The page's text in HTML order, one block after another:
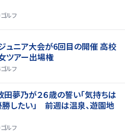
ゴルフ
ュニア大会が6回目の開催 高校
ツアー出場権
ゴルフ
田夢乃が２６歳の誓い「気持ちは
勝したい」 前週は温泉、遊園地
ゴルフ